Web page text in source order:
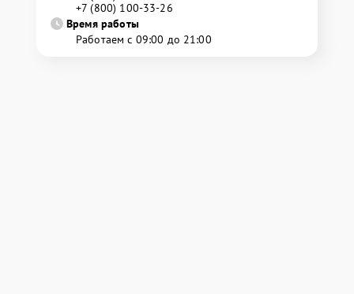
+7 (800) 100-33-26
Время работы
Работаем с 09:00 до 21:00